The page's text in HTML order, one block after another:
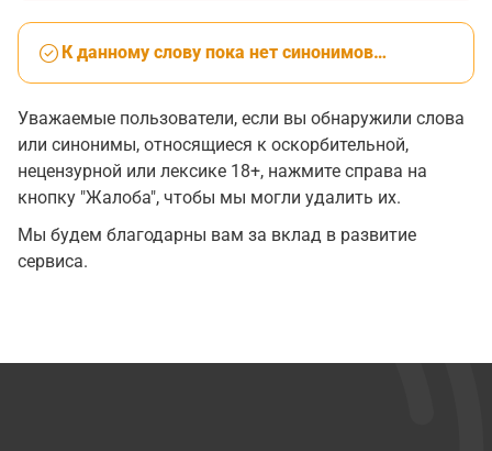
К данному слову пока нет синонимов…
Уважаемые пользователи, если вы обнаружили слова
или синонимы, относящиеся к оскорбительной,
нецензурной или лексике 18+, нажмите справа на
кнопку "Жалоба", чтобы мы могли удалить их.
Мы будем благодарны вам за вклад в развитие
сервиса.